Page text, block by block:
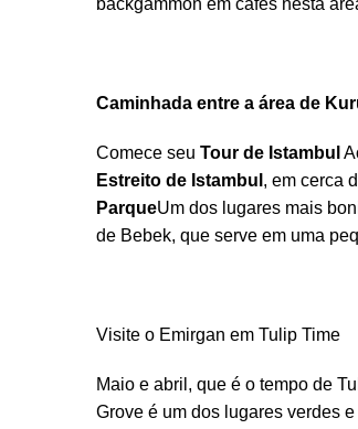
backgammon em cafés nesta
Caminhada entre a área de
Comece seu Tour de Istambul
Estreito de Istambul , em cerca
ParqueUm dos lugares mais
de Bebek, que serve em uma
Visite o Emirgan em Tulip Time
Maio e abril, que é o tempo de
Grove é um dos lugares verdes